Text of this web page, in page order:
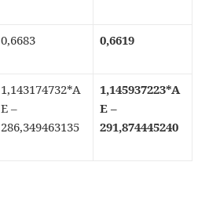
0,6683 0,6619
1,143174732*A
E –
286,349463135
1,145937223*A
E –
291,874445240